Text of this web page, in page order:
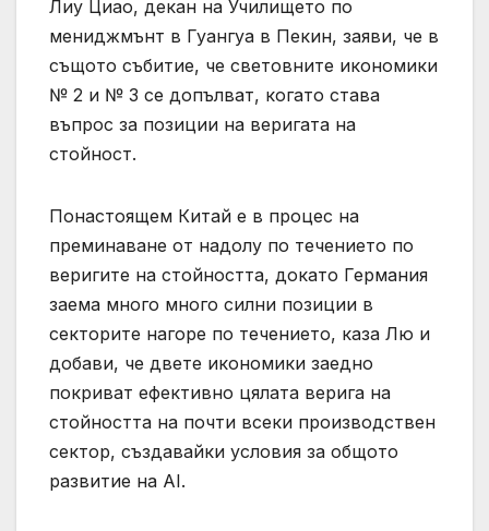
Лиу Циао, декан на Училището по
мениджмънт в Гуангуа в Пекин, заяви, че в
същото събитие, че световните икономики
№ 2 и № 3 се допълват, когато става
въпрос за позиции на веригата на
стойност.
Понастоящем Китай е в процес на
преминаване от надолу по течението по
веригите на стойността, докато Германия
заема много много силни позиции в
секторите нагоре по течението, каза Лю и
добави, че двете икономики заедно
покриват ефективно цялата верига на
стойността на почти всеки производствен
сектор, създавайки условия за общото
развитие на AI.